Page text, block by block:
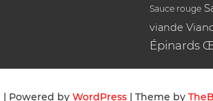
Sauce rouge
viande
Épinards
| Powered by WordPress | Theme by